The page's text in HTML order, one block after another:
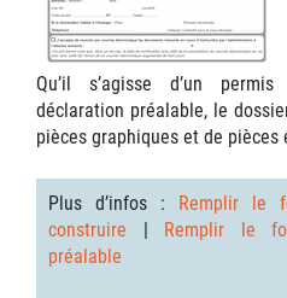
Qu’il s’agisse d’un
déclaration préalable, le
pièces graphiques et de pièces
Plus d’infos : Remplir le
construire | Remplir le
préalable